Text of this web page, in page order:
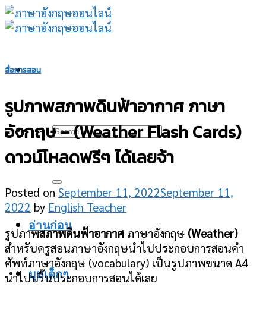
Skip
to
อ่านก่อน
มุมเด็กๆ
สื่อการสอน
รูปภาพสภาพดินฟ้าอากาศ ภาษา
อังกฤษ – (Weather Flash Cards)
ดาวน์โหลดฟรีๆ ได้เลยจ้า
Posted on September 11, 2022September 11,
2022 by English Teacher
รูปภาพสภาพดินฟ้าอากาศ ภาษาอังกฤษ (Weather)
สำหรับครูสอนภาษาอังกฤษนำไปประกอบการสอนคำ
ศัพท์ภาษาอังกฤษ (vocabulary) เป็นรูปภาพขนาด A4
นำไปปริ๊นประกอบการสอนได้เลย